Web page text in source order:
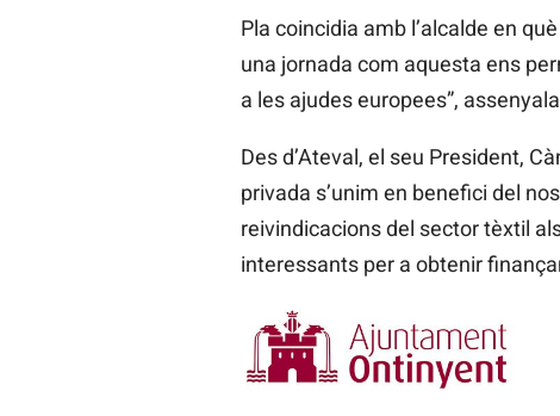
Pla coincidia amb l’alcalde en
una jornada com aquesta ens
a les ajudes europees”,
Des d’Ateval, el seu President,
privada s’unim en benefici del
reivindicacions del sector tèxtil
interessants per a obtenir